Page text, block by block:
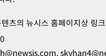
츠의 뉴시스 홈페이지상 링
,